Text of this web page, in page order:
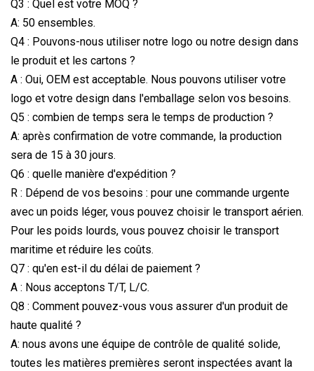
Q3 : Quel est votre MOQ ?
A: 50 ensembles.
Q4 : Pouvons-nous utiliser notre logo ou notre design dans
le produit et les cartons ?
A : Oui, OEM est acceptable. Nous pouvons utiliser votre
logo et votre design dans l'emballage selon vos besoins.
Q5 : combien de temps sera le temps de production ?
A: après confirmation de votre commande, la production
sera de 15 à 30 jours.
Q6 : quelle manière d'expédition ?
R : Dépend de vos besoins : pour une commande urgente
avec un poids léger, vous pouvez choisir le transport aérien.
Pour les poids lourds, vous pouvez choisir le transport
maritime et réduire les coûts.
Q7 : qu'en est-il du délai de paiement ?
A : Nous acceptons T/T, L/C.
Q8 : Comment pouvez-vous vous assurer d'un produit de
haute qualité ?
A: nous avons une équipe de contrôle de qualité solide,
toutes les matières premières seront inspectées avant la